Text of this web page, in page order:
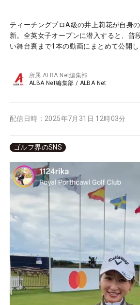
ティーチングプロA級の井上莉花が自身
新。全英女子オープンに潜入すると、普
い舞台裏まで1本の動画にまとめて公開し
所属ALBA Net編集部
ALBA Net編集部 / ALBA Net
配信日時： 2025年7月31日 12時03分
ゴルフ界のSNS